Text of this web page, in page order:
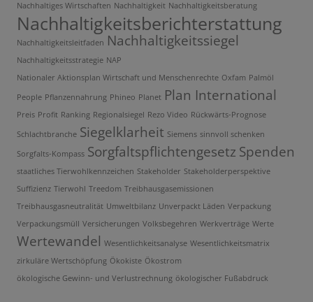
Nachhaltiges Wirtschaften Nachhaltigkeit Nachhaltigkeitsberatung
Nachhaltigkeitsberichterstattung
Nachhaltigkeitsleitfaden Nachhaltigkeitssiegel
Nachhaltigkeitsstrategie NAP
Nationaler Aktionsplan Wirtschaft und Menschenrechte Oxfam Palmöl
People Pflanzennahrung Phineo Planet Plan International
Preis Profit Ranking Regionalsiegel Rezo Video Rückwärts-Prognose
Schlachtbranche Siegelklarheit Siemens sinnvoll schenken
Sorgfalts-Kompass Sorgfaltspflichtengesetz Spenden
staatliches Tierwohlkennzeichen Stakeholder Stakeholderperspektive
Suffizienz Tierwohl Treedom Treibhausgasemissionen
Treibhausgasneutralität Umweltbilanz Unverpackt Läden Verpackung
Verpackungsmüll Versicherungen Volksbegehren Werkverträge Werte
Wertewandel Wesentlichkeitsanalyse Wesentlichkeitsmatrix
zirkuläre Wertschöpfung Ökokiste Ökostrom
ökologische Gewinn- und Verlustrechnung ökologischer Fußabdruck